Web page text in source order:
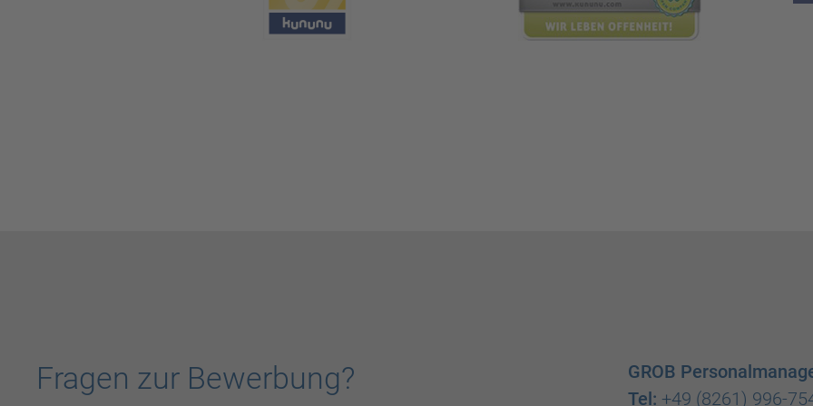
Fragen zur Bewerbung?
GROB
Tel: +49 (8261) 996-